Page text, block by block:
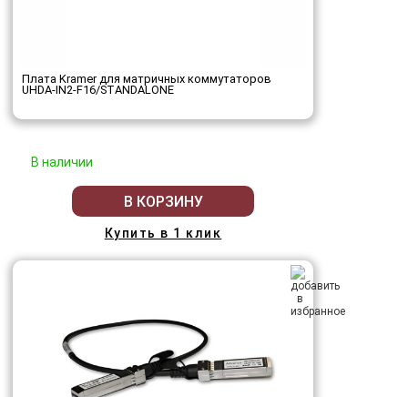
Плата Kramer для матричных коммутаторов
UHDA-IN2-F16/STANDALONE
В наличии
В КОРЗИНУ
Купить в 1 клик